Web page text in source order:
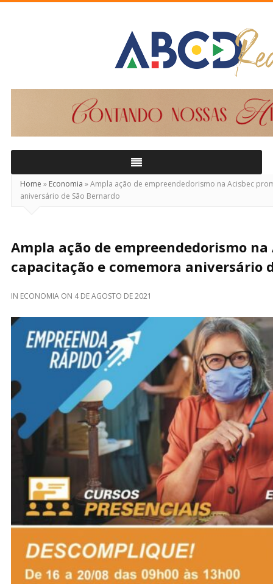
Home » Economia »Ampla ação de empreendedorismo na Acisbec
aniversário de São Bernardo
Ampla ação de empreendedorismo na
capacitação e comemora aniversário
IN ECONOMIA ON 4 DE AGOSTO DE 2021